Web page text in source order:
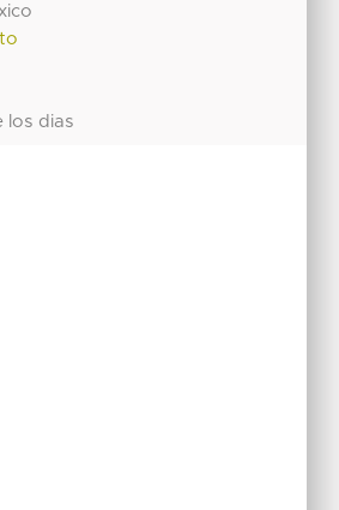
los dias